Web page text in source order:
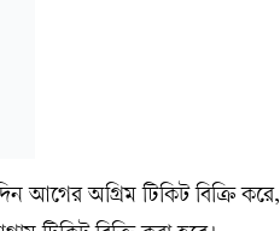
আগের অগ্রিম টিকিট বিক্রি করে,